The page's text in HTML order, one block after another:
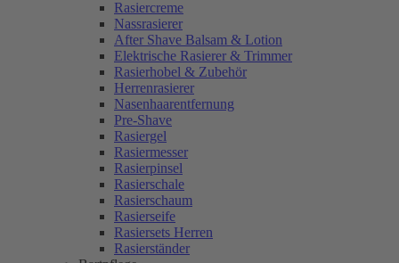
Rasiercreme
Nassrasierer
After Shave Balsam & Lotion
Elektrische Rasierer & Trimmer
Rasierhobel & Zubehör
Herrenrasierer
Nasenhaarentfernung
Pre-Shave
Rasiergel
Rasiermesser
Rasierpinsel
Rasierschale
Rasierschaum
Rasierseife
Rasiersets Herren
Rasierständer